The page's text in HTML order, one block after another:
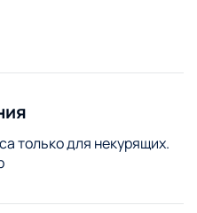
только для некурящих.